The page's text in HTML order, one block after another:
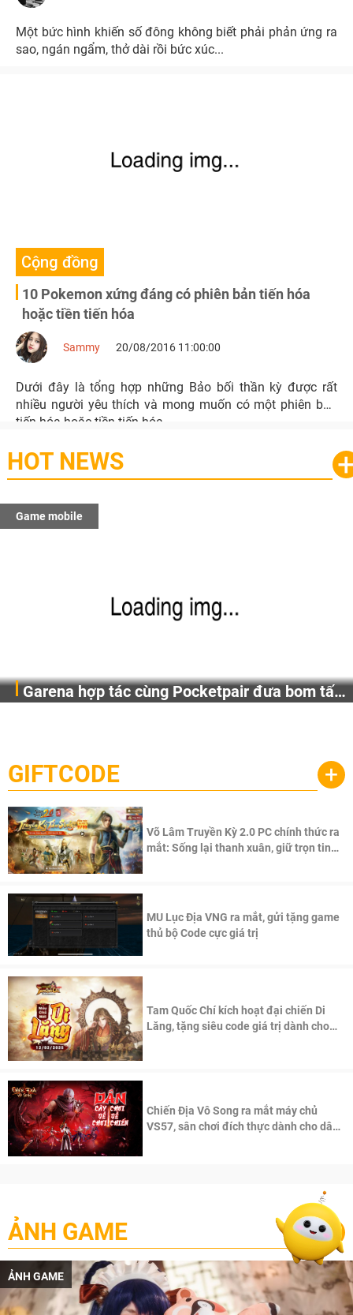
Một bức hình khiến số đông không biết phải phản ứng ra
sao, ngán ngẩm, thở dài rồi bức xúc...
Cộng đồng
10 Pokemon xứng đáng có phiên bản tiến hóa
hoặc tiền tiến hóa
Sammy 20/08/2016 11:00:00
Dưới đây là tổng hợp những Bảo bối thần kỳ được rất
nhiều người yêu thích và mong muốn có một phiên bản
tiến hóa hoặc tiền tiến hóa.
HOT NEWS
Game mobile
Garena hợp tác cùng Pocketpair đưa bom tấn
cầu, theo giấy phép chính thức từ công ty game Nhật Bản
Pocketpair, Inc.
GIFTCODE +
Võ Lâm Truyền Kỳ 2.0 PC chính thức ra
mắt: Sống lại thanh xuân, giữ trọn tinh
MU Lục Địa VNG ra mắt, gửi tặng game
thủ bộ Code cực giá trị
Tam Quốc Chí kích hoạt đại chiến Di
Lăng, tặng siêu code giá trị dành cho
Chiến Địa Vô Song ra mắt máy chủ
VS57, sân chơi đích thực dành cho dân
ẢNH GAME +
ẢNH GAME